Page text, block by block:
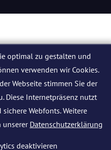
optimal zu gestalten und
verwenden wir Cookies.
Webseite stimmen Sie der
Diese Internetpräsenz nutzt
Webfonts. Weitere
unserer Datenschutzerklärung
deaktivieren